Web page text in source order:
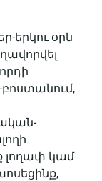
երկու օրն
լողափ կամ